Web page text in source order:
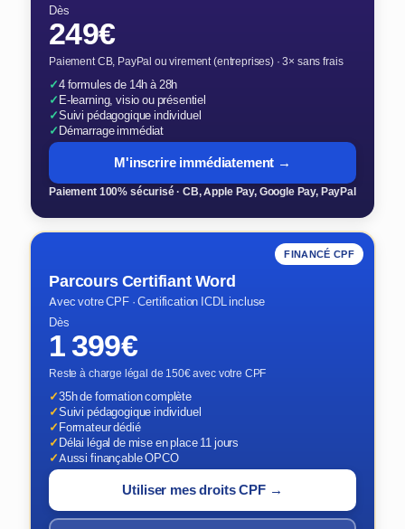
Dès
249€
Paiement CB, PayPal ou virement (entreprises) · 3× sans frais
✓4 formules de 14h à 28h
✓E-learning, visio ou présentiel
✓Suivi pédagogique individuel
✓Démarrage immédiat
M'inscrire immédiatement →
Paiement 100% sécurisé · CB, Apple Pay, Google Pay, PayPal
FINANCÉ CPF
Parcours Certifiant Word
Avec votre CPF · Certification ICDL incluse
Dès
1 399€
Reste à charge légal de 150€ avec votre CPF
✓35h de formation complète
✓Suivi pédagogique individuel
✓Formateur dédié
✓Délai légal de mise en place 11 jours
✓Aussi finançable OPCO
Utiliser mes droits CPF →